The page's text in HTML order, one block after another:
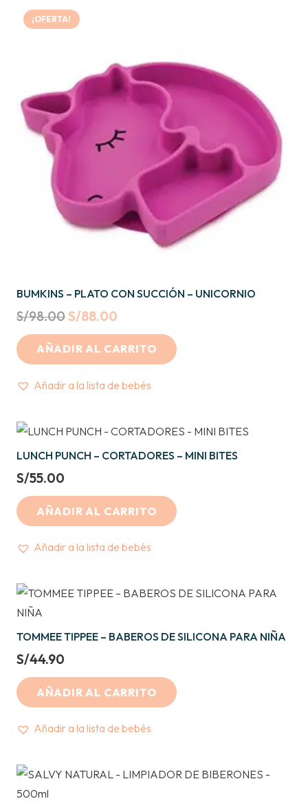
¡OFERTA!
BUMKINS – PLATO CON SUCCIÓN – UNICORNIO
S/98.00Original
price
was:
S/98.00.
S/88.00
price
is:
S/88.00.
AÑADIR AL CARRITO
Añadir a la lista de bebés
LUNCH PUNCH – CORTADORES – MINI BITES
S/55.00
AÑADIR AL CARRITO
Añadir a la lista de bebés
TOMMEE TIPPEE – BABEROS DE SILICONA PARA NIÑA
S/44.90
AÑADIR AL CARRITO
Añadir a la lista de bebés